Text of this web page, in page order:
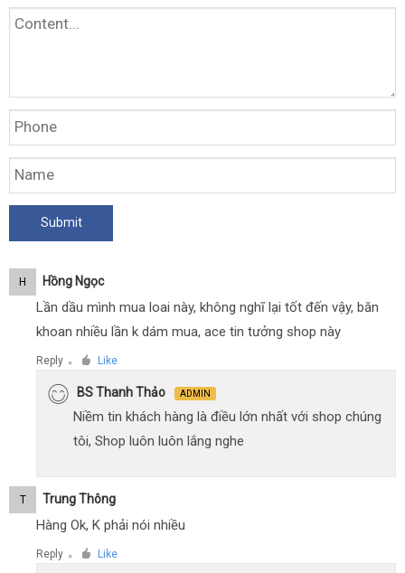
H Hồng Ngọc
Lần dầu mình mua loai này, không nghĩ lại tốt đến vậy, băn
khoan nhiều lần k dám mua, ace tin tưởng shop này
Reply ● Like
BS Thanh Thảo ADMIN
Niềm tin khách hàng là điều lớn nhất với shop chúng
tôi, Shop luôn luôn lắng nghe
T Trung Thông
Hàng Ok, K phải nói nhiều
Reply ● Like